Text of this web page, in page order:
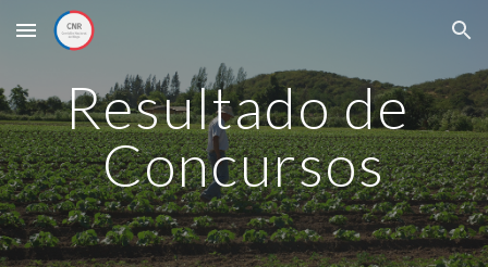
Skip to main content Skip to navigation
Resultado de
Concursos